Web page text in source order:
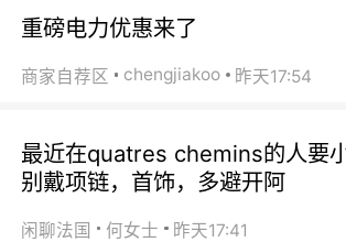
重磅电力优惠来了
商家自荐区 chengjiakoo 昨天17:54
最近在quatres chemins的人要小
别戴项链，首饰，多避开阿
闲聊法国 何女士 昨天17:41